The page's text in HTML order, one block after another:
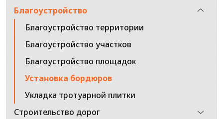
Благоустройство
Благоустройство территории
Благоустройство участков
Благоустройство площадок
Установка бордюров
Укладка тротуарной плитки
Строительство дорог